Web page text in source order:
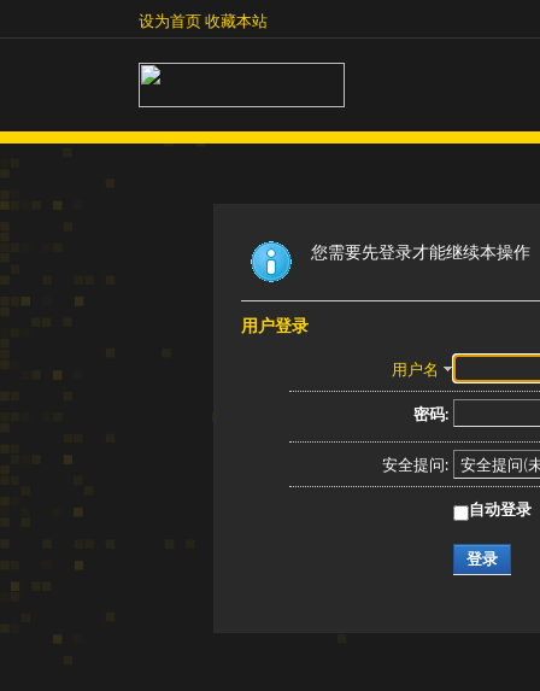
收藏本站设为首页收藏本站
您需要先登录才能继续本操作
用户登录
用户名
密码:
安全提问:
自动登录
登录